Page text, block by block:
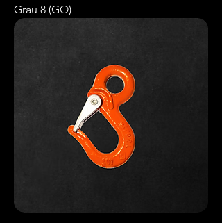
Grau 8 (GO)